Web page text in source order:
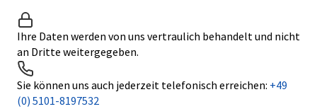
Ihre Daten werden von uns vertraulich behandelt und nicht
an Dritte weitergegeben.
Sie können uns auch jederzeit telefonisch erreichen: +49
(0) 5101-8197532